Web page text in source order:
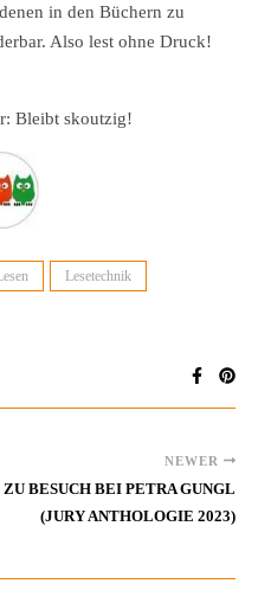
in den Büchern zu
Also lest ohne Druck!
Bleibt skoutzig!
Lesetechnik
NEWER
ZU BESUCH BEI PETRA GUNGL
(JURY ANTHOLOGIE 2023)